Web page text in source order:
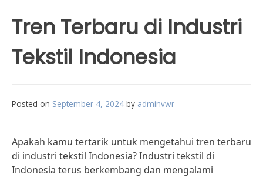
Tren Terbaru di Industri
Tekstil Indonesia
Posted on September 4, 2024 by adminvwr
Apakah kamu tertarik untuk mengetahui tren terbaru
di industri tekstil Indonesia? Industri tekstil di
Indonesia terus berkembang dan mengalami